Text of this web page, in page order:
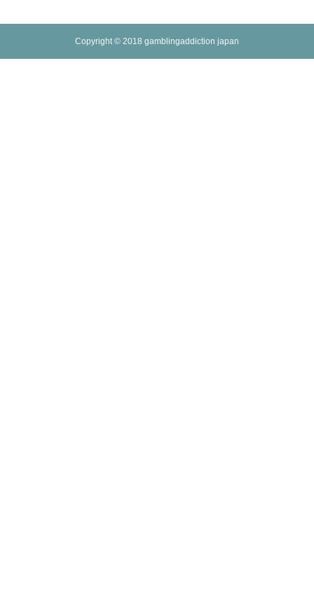
Copyright © 2018 gamblingaddiction japan